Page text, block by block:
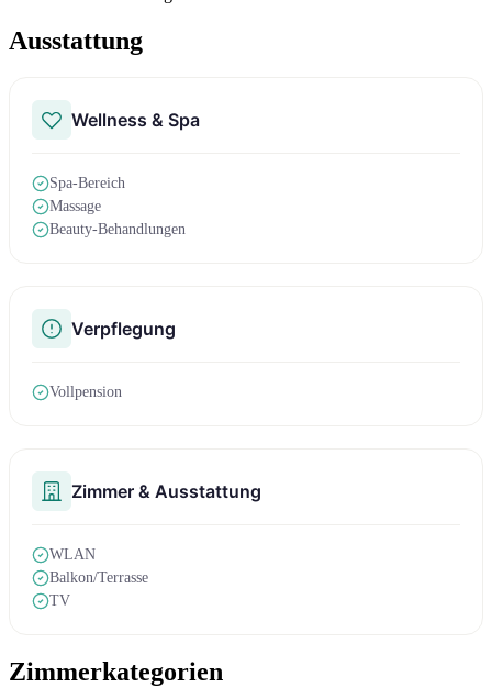
Ausstattung
Wellness & Spa
Spa-Bereich
Massage
Beauty-Behandlungen
Verpflegung
Vollpension
Zimmer & Ausstattung
WLAN
Balkon/Terrasse
TV
Zimmerkategorien